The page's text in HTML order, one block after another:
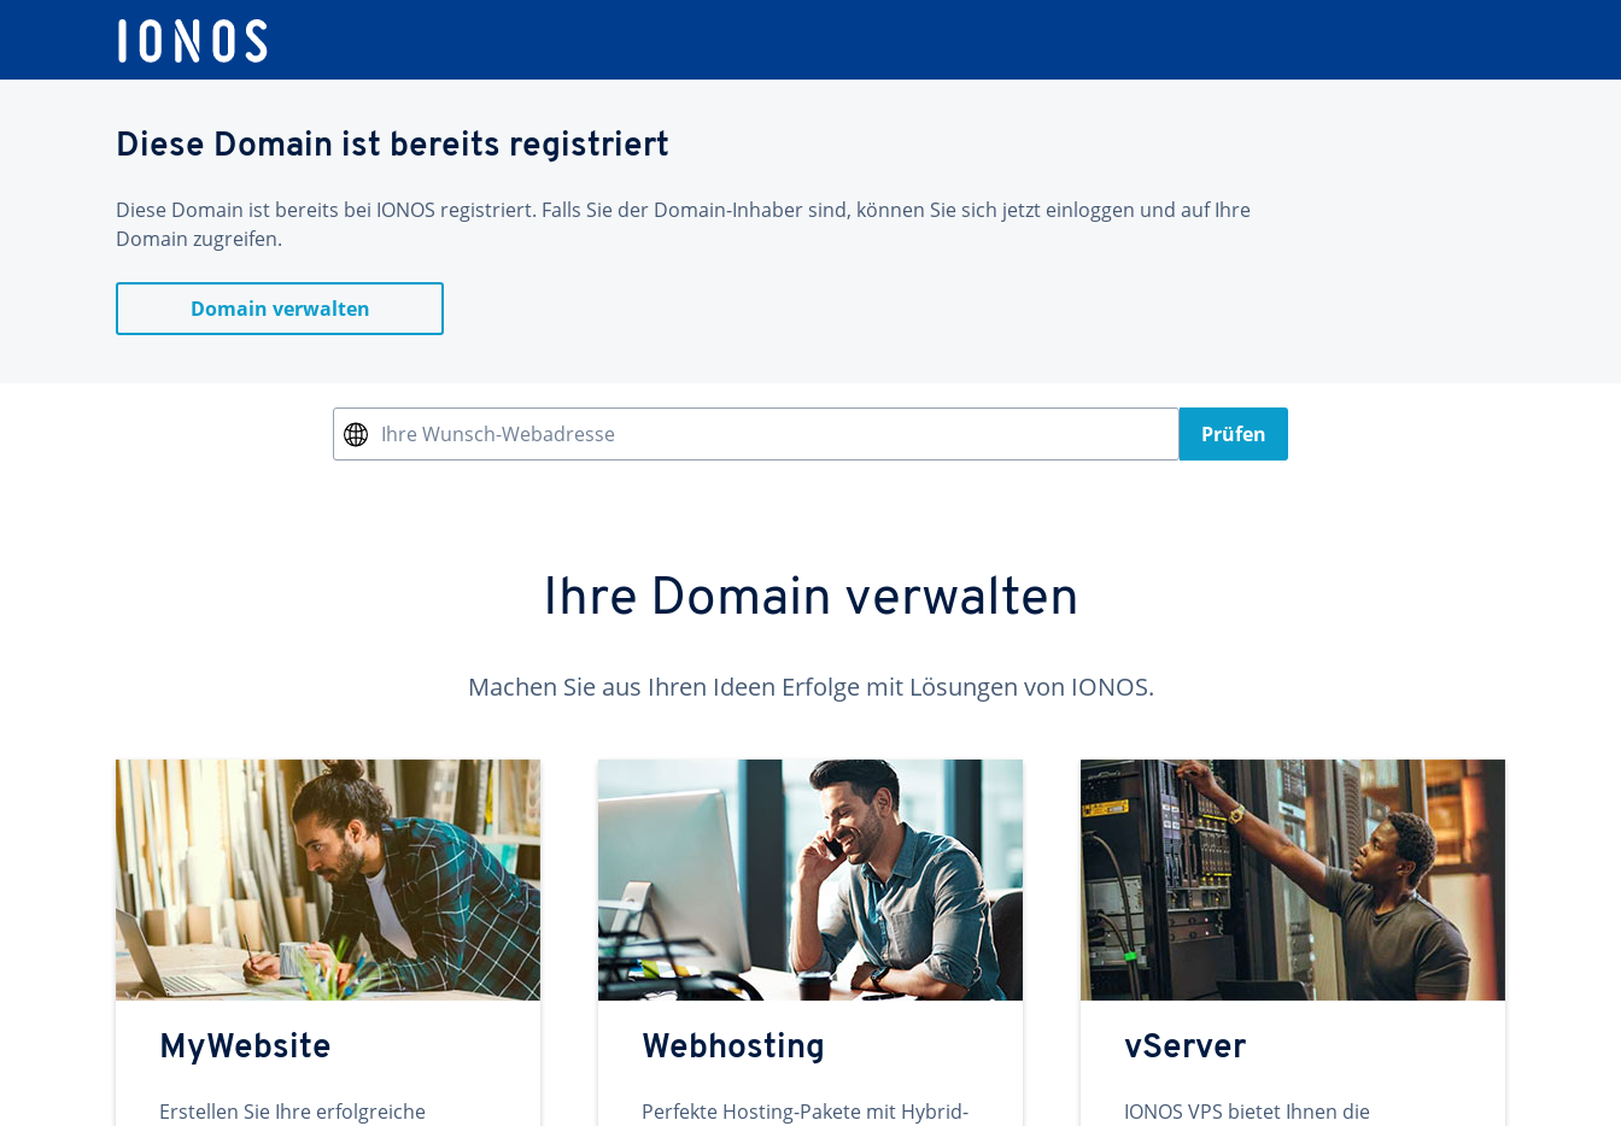
Diese Domain ist bereits registriert
Diese Domain ist bereits bei IONOS registriert. Falls Sie der Domain-Inhaber sind, können Sie sich jetzt einloggen und auf Ihre
Domain zugreifen.
Domain verwalten
Ihre Wunsch-Webadresse Prüfen
Ihre Domain verwalten
Machen Sie aus Ihren Ideen Erfolge mit Lösungen von IONOS.
MyWebsite
Erstellen Sie Ihre erfolgreiche
Webhosting
Perfekte Hosting-Pakete mit Hybrid-
vServer
IONOS VPS bietet Ihnen die